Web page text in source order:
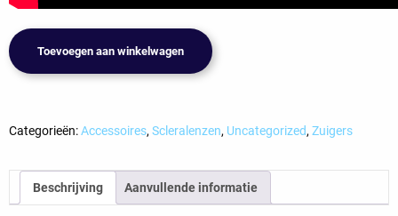
Fitizy
inzet
Scleral
Cup
aantal
Toevoegen aan winkelwagen
Categorieën:Accessoires, Scleralenzen, Uncategorized, Zuigers
Beschrijving Aanvullende informatie